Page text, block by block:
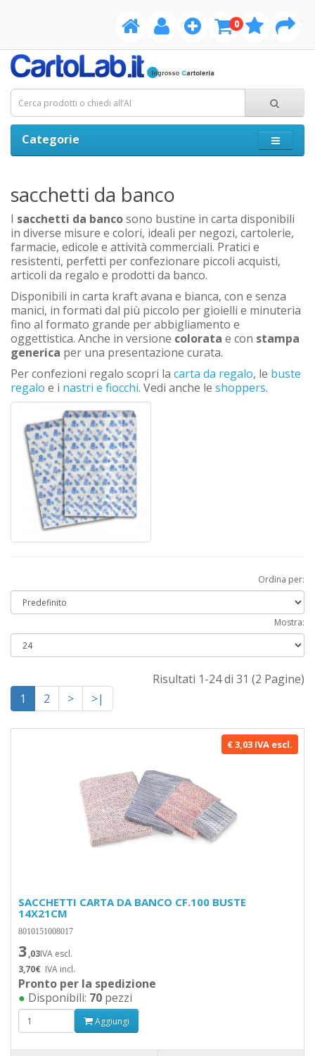
0
Categorie
sacchetti da banco
I sacchetti da bancosono bustine in carta disponibili
in diverse misure e colori, ideali per negozi, cartolerie,
farmacie, edicole e attività commerciali. Pratici e
resistenti, perfetti per confezionare piccoli acquisti,
articoli da regalo e prodotti da banco.
Disponibili in carta kraft avana e bianca, con e senza
manici, in formati dal più piccolo per gioielli e minuteria
fino al formato grande per abbigliamento e
oggettistica. Anche in versione colorata e con stampa
generica per una presentazione curata.
Per confezioni regalo scopri la carta da regalo, le buste
regalo e i nastri e fiocchi. Vedi anche le shoppers.
Ordina per:
Mostra:
1 2 > >|
Risultati 1-24 di 31 (2 Pagine)
€ 3,03 IVA escl.
SACCHETTI CARTA DA BANCO CF.100 BUSTE
14X21CM
8010151008017
3,03IVA escl.
3,70€ IVA incl.
Pronto per la spedizione
● Disponibili: 70 pezzi
Aggiungi